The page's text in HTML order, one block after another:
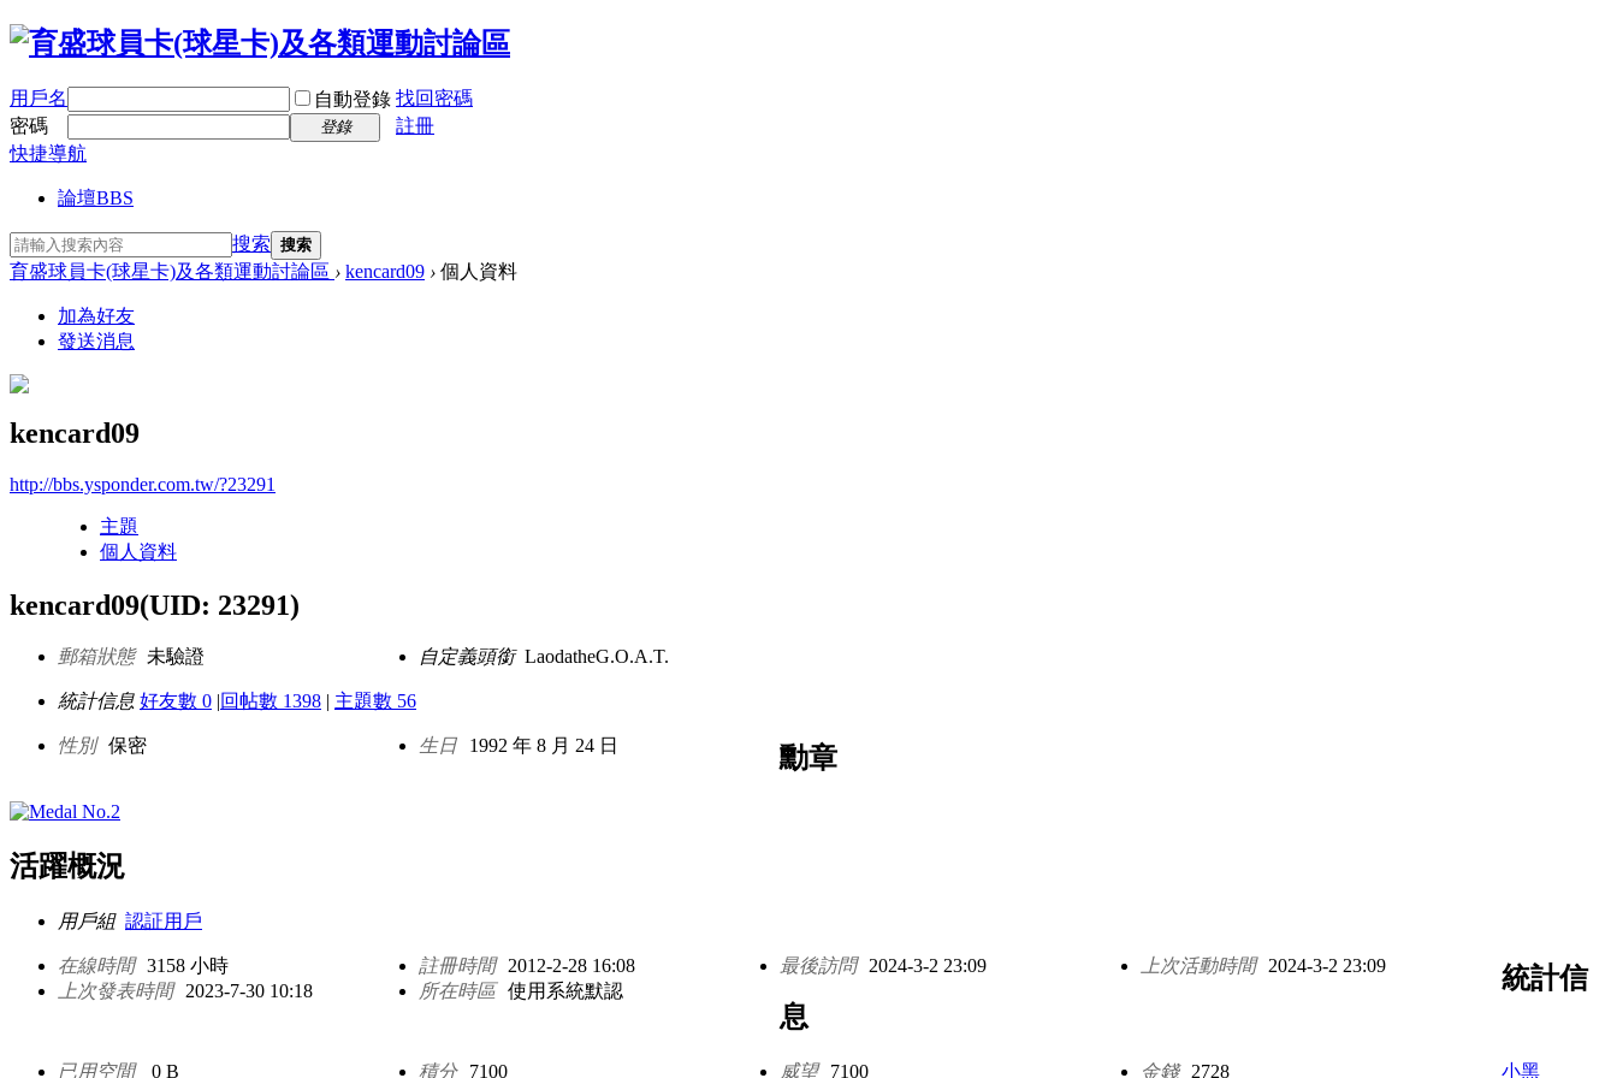
用戶名 自動登錄 找回密碼
密碼
登錄
註冊
快捷導航
論壇BBS
搜索 搜索
育盛球員卡(球星卡)及各類運動討論區 › kencard09 › 個人資料
加為好友
發送消息
kencard09
http://bbs.ysponder.com.tw/?23291
主題
個人資料
kencard09(UID: 23291)
郵箱狀態 未驗證 自定義頭銜 LaodatheG.O.A.T.
統計信息 好友數 0 |回帖數 1398 | 主題數 56
性別 保密 生日 1992 年 8 月 24 日 勳章
活躍概況
用戶組 認証用戶
在線時間 3158 小時 註冊時間 2012-2-28 16:08 最後訪問 2024-3-2 23:09 上次活動時間
2024-3-2 23:09
上次發表時間
2023-7-30 10:18 所在時區 使用系統默認
統計信
息
已用空間 0 B 積分 7100 威望 7100 金錢 2728 小黑